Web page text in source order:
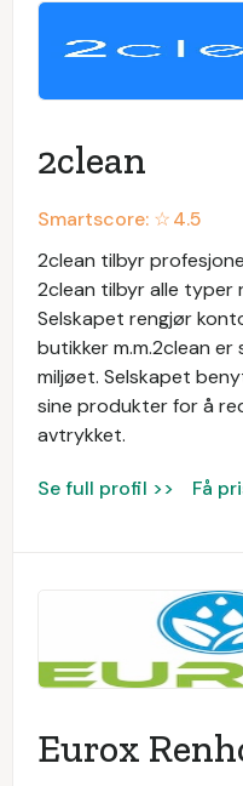
2clean
Smartscore: ☆4.5
2clean tilbyr
2clean tilbyr alle typer
Selskapet rengjør
butikker m.m.2clean
miljøet. Selskapet
sine produkter for å
avtrykket.
Se full profil >> Få
Eurox